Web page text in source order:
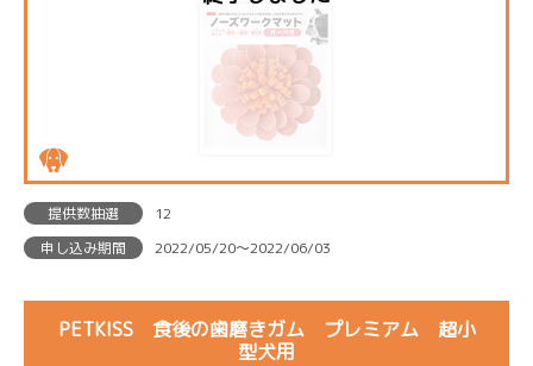
提供数抽選
12
申し込み期間
2022/05/20〜2022/06/03
PETKISS 食後の歯磨きガム プレミアム 超小
型犬用